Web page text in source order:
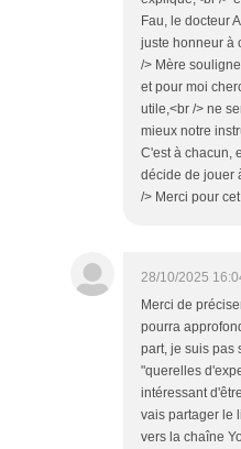
Fau, le docteur
juste honneur à
/> Mère
et pour moi
utile,<br /> ne
mieux notre
C'est à chacun,
décide de jouer
/> Merci pour
28/10/2025
Merci de
pourra
part, je suis pas
"querelles
intéressant
vais partager le
vers la chaîne